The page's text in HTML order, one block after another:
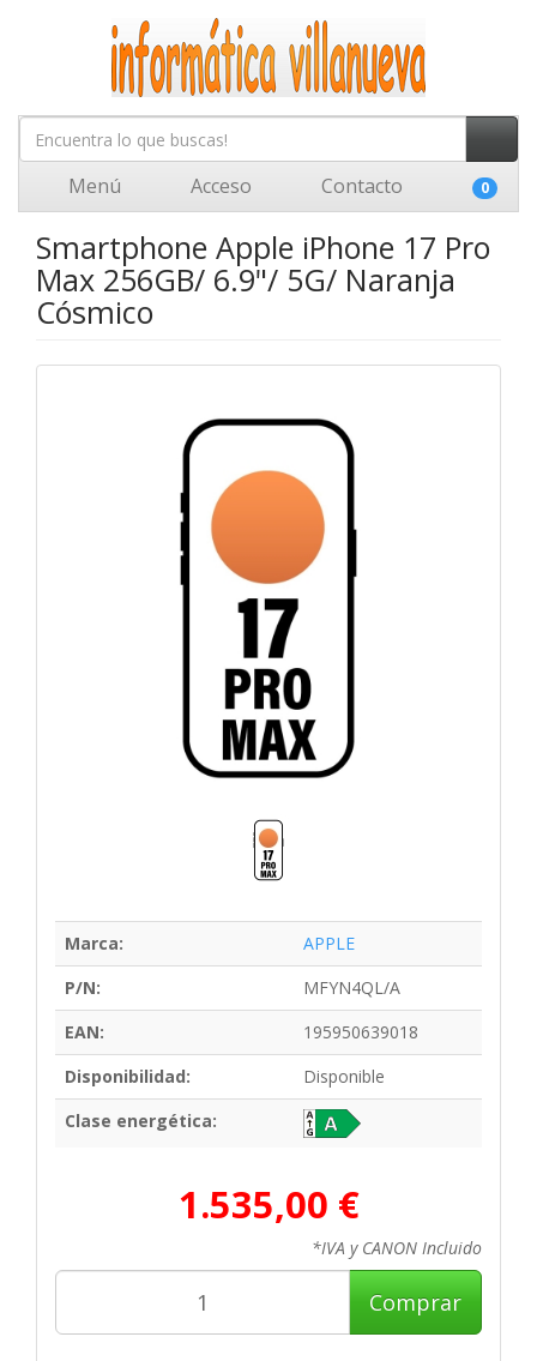
Menú Acceso Contacto 0
Smartphone Apple iPhone 17 Pro
Max 256GB/ 6.9"/ 5G/ Naranja
Cósmico
Marca:
APPLE
P/N:
MFYN4QL/A
EAN:
195950639018
Disponibilidad:
Disponible
Clase energética:
1.535,00 €
*IVA y CANON Incluido
Comprar